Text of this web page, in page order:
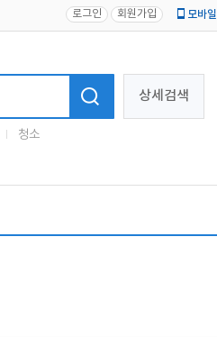
로그인 회원가입 모바일
상세검색
청소